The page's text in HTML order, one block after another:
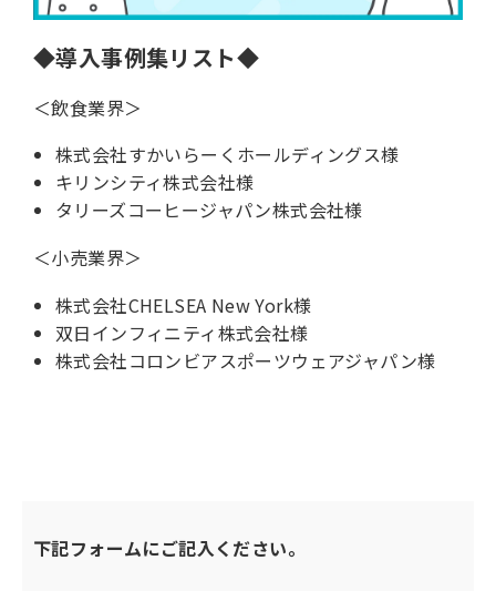
◆導入事例集リスト◆
＜飲食業界＞
株式会社すかいらーくホールディングス様
キリンシティ株式会社様
タリーズコーヒージャパン株式会社様
＜小売業界＞
株式会社CHELSEA New York様
双日インフィニティ株式会社様
株式会社コロンビアスポーツウェアジャパン様
下記フォームにご記入ください。